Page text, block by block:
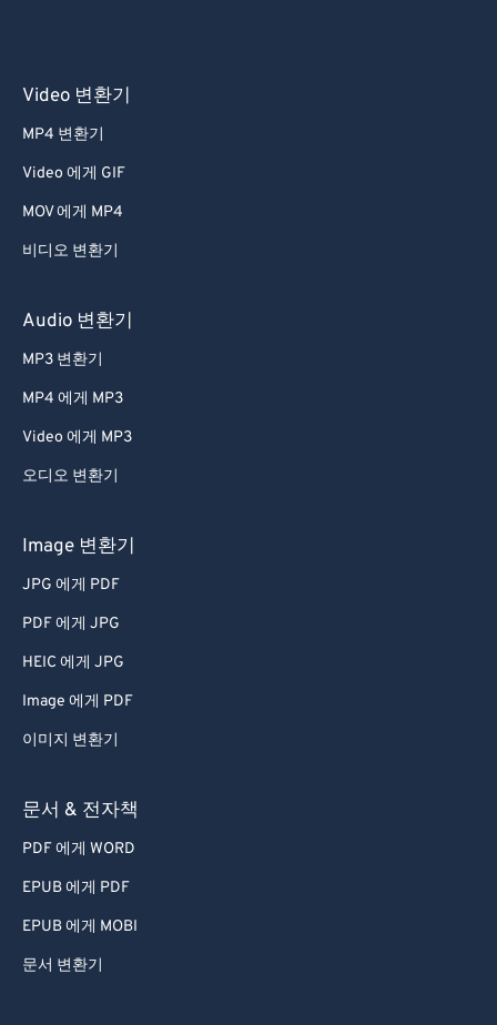
Video 변환기
MP4 변환기
Video 에게 GIF
MOV 에게 MP4
비디오 변환기
Audio 변환기
MP3 변환기
MP4 에게 MP3
Video 에게 MP3
오디오 변환기
Image 변환기
JPG 에게 PDF
PDF 에게 JPG
HEIC 에게 JPG
Image 에게 PDF
이미지 변환기
문서 & 전자책
PDF 에게 WORD
EPUB 에게 PDF
EPUB 에게 MOBI
문서 변환기